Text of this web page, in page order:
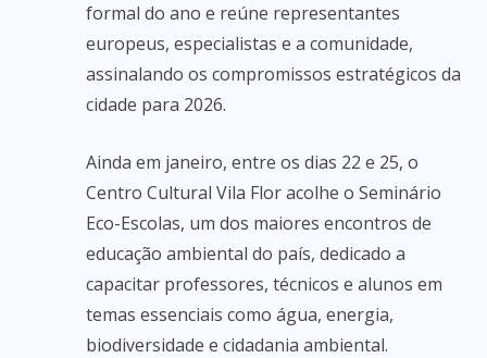
formal do ano e reúne representantes
europeus, especialistas e a comunidade,
assinalando os compromissos estratégicos da
cidade para 2026.
Ainda em janeiro, entre os dias 22 e 25, o
Centro Cultural Vila Flor acolhe o Seminário
Eco-Escolas, um dos maiores encontros de
educação ambiental do país, dedicado a
capacitar professores, técnicos e alunos em
temas essenciais como água, energia,
biodiversidade e cidadania ambiental.